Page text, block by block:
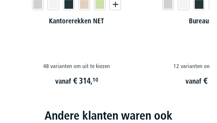
Kantorerekken NET
48 varianten om uit te kiezen
vanaf € 314,10
Bureaus
12 varianten om
vanaf €
Andere klanten waren ook